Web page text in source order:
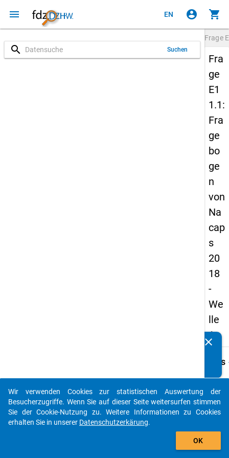
menu EN account_circle shopping_cart
search Suchen
Frage
Fra
ge
E1
1.1:
Fra
ge
bo
ge
n
von
Na
cap
s
20
18
-
We
lle
1
Details
E11.1
clear
auto_stories
add_shopping_cart
Wir verwenden Cookies zur statistischen Auswertung der
Besucherzugriffe. Wenn Sie auf dieser Seite weitersurfen stimmen
Sie der Cookie-Nutzung zu. Weitere Informationen zu Cookies
erhalten Sie in unserer Datenschutzerkärung.
OK